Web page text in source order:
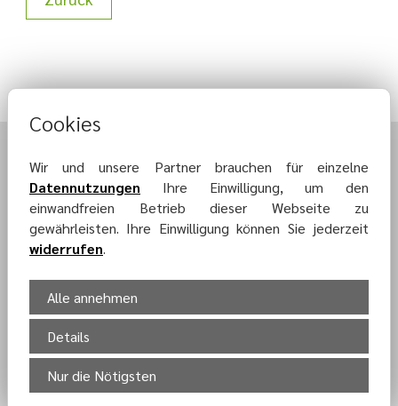
KONTAKT-
FORMULAR
Cookies
Wir und unsere Partner brauchen für einzelne
Datennutzungen Ihre Einwilligung, um den
einwandfreien Betrieb dieser Webseite zu
gewährleisten. Ihre Einwilligung können Sie jederzeit
widerrufen.
Alle annehmen
Details
Nur die Nötigsten